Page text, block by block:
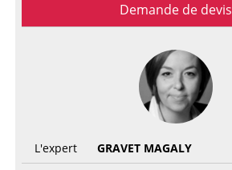
Demande de devis
L'expert
GRAVET MAGALY